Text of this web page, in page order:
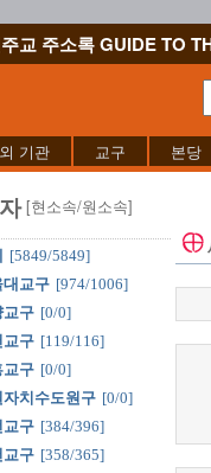
교 주소록 GUIDE TO
기관 교구 본당
[현소속/원소속]
[5849/5849]
대교구 [974/1006]
교구 [0/0]
교구 [119/116]
교구 [0/0]
자치수도원구 [0/0]
교구 [384/396]
교구 [358/365]